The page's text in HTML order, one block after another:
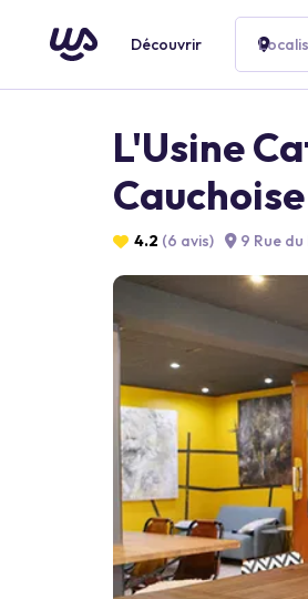
Découvrir
L'Usine
Cauchoise
4.2 (6 avis) 9 Rue